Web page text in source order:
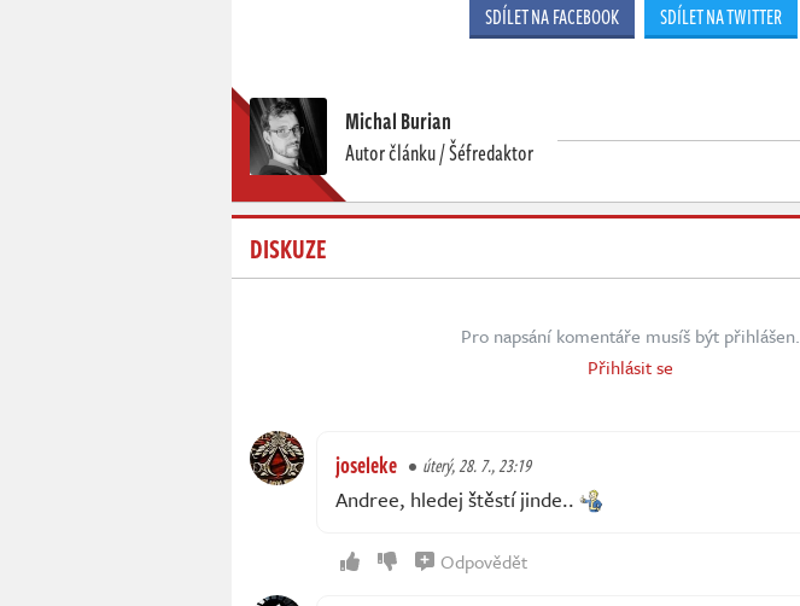
SDÍLET NA FACEBOOK SDÍLET NA TWITTER
Michal Burian
Autor článku / Šéfredaktor
DISKUZE
Pro napsání komentáře musíš být přihlášen.
Přihlásit se
joseleke úterý, 28. 7., 23:19
Andree, hledej štěstí jinde..
Odpovědět